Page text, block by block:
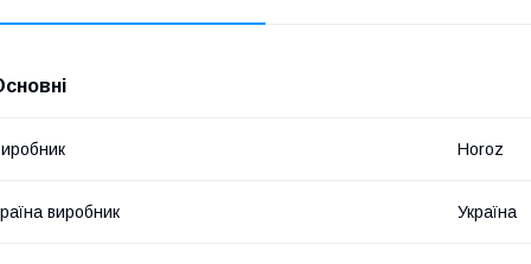
Horoz
виробник Україна